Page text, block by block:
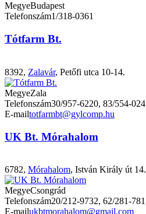
MegyeBudapest
Telefonszám1/318-0361
Tótfarm Bt.
8392, Zalavár, Petőfi utca 10-14.
MegyeZala
Telefonszám30/957-6220, 83/554-024
E-mailtotfarmbt@gylcomp.hu
UK Bt. Mórahalom
6782, Mórahalom, István Király út 14.
MegyeCsongrád
Telefonszám20/212-9732, 62/281-781
E-mailukbtmorahalom@gmail.com